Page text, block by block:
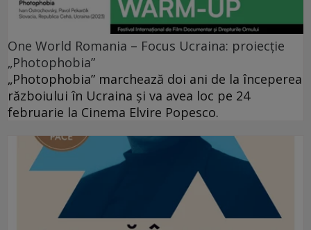
One World Romania – Focus Ucraina: proiecție
„Photophobia”
„Photophobia” marchează doi ani de la începerea
războiului în Ucraina și va avea loc pe 24
februarie la Cinema Elvire Popesco.